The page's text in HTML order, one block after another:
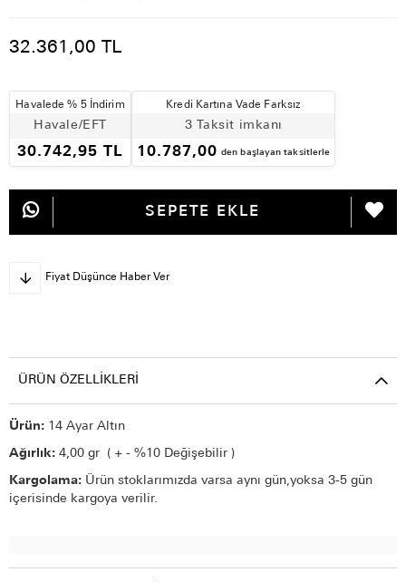
32.361,00 TL
Havalede % 5 İndirim
Havale/EFT
30.742,95 TL
Kredi Kartına Vade Farksız
3 Taksit imkanı
10.787,00 den başlayan taksitlerle
Fiyat Düşünce Haber Ver
ÜRÜN ÖZELLIKLERI
Ürün: 14 Ayar Altın
Ağırlık: 4,00 gr ( + - %10 Değişebilir )
Kargolama: Ürün stoklarımızda varsa aynı gün,yoksa 3-5 gün
içerisinde kargoya verilir.